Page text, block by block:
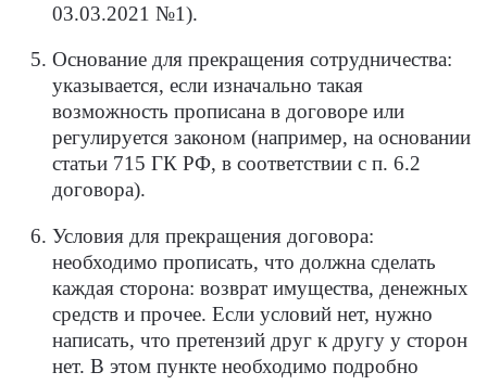
03.03.2021 №1).
Основание для прекращения сотрудничества:
указывается, если изначально такая
возможность прописана в договоре или
регулируется законом (например, на основании
статьи 715 ГК РФ, в соответствии с п. 6.2
договора).
Условия для прекращения договора:
необходимо прописать, что должна сделать
каждая сторона: возврат имущества, денежных
средств и прочее. Если условий нет, нужно
написать, что претензий друг к другу у сторон
нет. В этом пункте необходимо подробно